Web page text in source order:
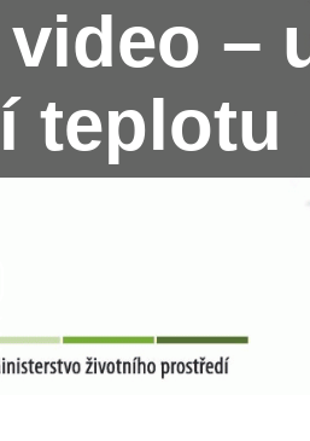
–
teplotu